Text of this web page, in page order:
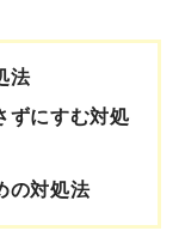
法
ずにすむ対処
の対処法